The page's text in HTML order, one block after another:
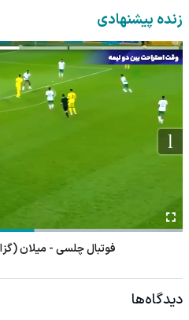
زنده پیشنهادی
فوتبال چلسی - میلان
دیدگاه‌ها